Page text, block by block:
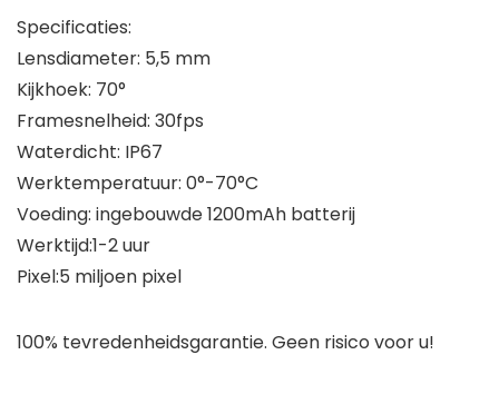
Specificaties:
Lensdiameter: 5,5 mm
Kijkhoek: 70°
Framesnelheid: 30fps
Waterdicht: IP67
Werktemperatuur: 0°-70°C
Voeding: ingebouwde 1200mAh batterij
Werktijd:1-2 uur
Pixel:5 miljoen pixel
100% tevredenheidsgarantie. Geen risico voor u!